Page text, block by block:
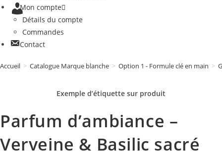
Mon compte
Détails du compte
Commandes
Contact
Accueil > Catalogue Marque blanche > Option 1 - Formule clé en main >
Exemple d’étiquette sur produit
Parfum d’ambiance –
Verveine & Basilic sacré